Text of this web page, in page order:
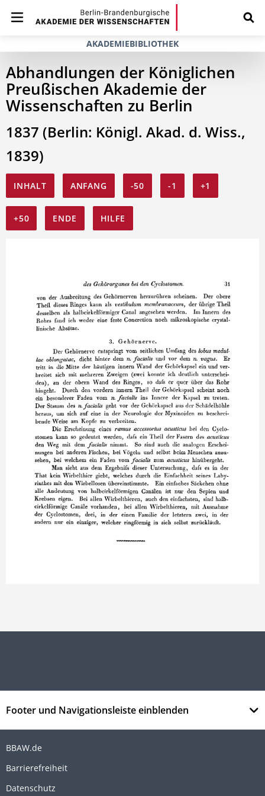
AKADEMIEBIBLIOTHEK
Abhandlungen der Königlichen
Preußischen Akademie der
Wissenschaften zu Berlin
1837 (Berlin: Königl. Akad. d. Wiss.,
1839)
INHALT ANFANG -50 -1 +1
+50 ENDE HILFE
Footer und Navigationsleiste einblenden
BBAW.de
Barrierefreiheit
Datenschutz